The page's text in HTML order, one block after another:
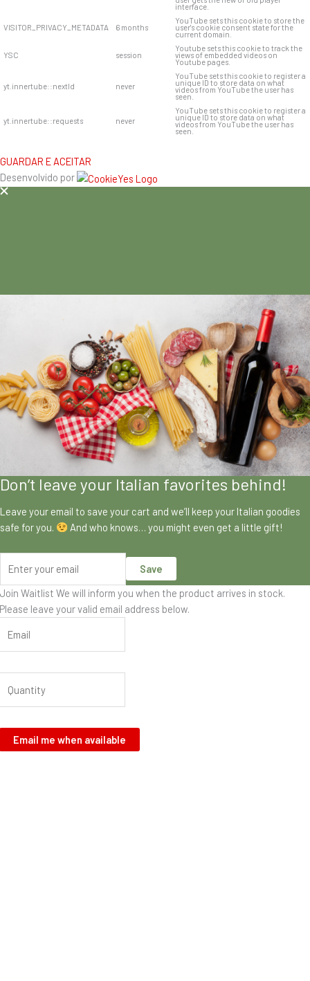
interface.
VISITOR_PRIVACY_METADATA 6 months
YouTube sets this cookie to store the
user's cookie consent state for the
current domain.
YSC session
Youtube sets this cookie to track the
views of embedded videos on
Youtube pages.
yt.innertube::nextId never
YouTube sets this cookie to register a
unique ID to store data on what
videos from YouTube the user has
seen.
yt.innertube::requests never
YouTube sets this cookie to register a
unique ID to store data on what
videos from YouTube the user has
seen.
GUARDAR E ACEITAR
Desenvolvido por
Don’t leave your Italian favorites behind!
Leave your email to save your cart and we’ll keep your Italian goodies
safe for you.
And who knows… you might even get a little gift!
Save
Join Waitlist We will inform you when the product arrives in stock.
Please leave your valid email address below.
Email me when available